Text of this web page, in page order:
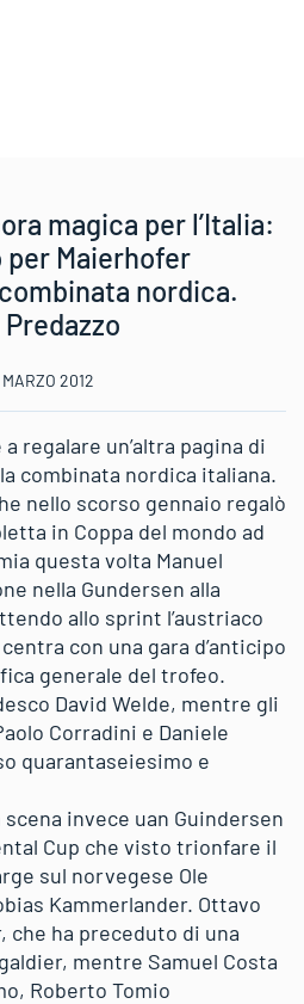
magica per l’Italia:
Maierhofer
nordica.
Predazzo
2012
a regalare un’altra pagina di
combinata nordica italiana.
nello scorso gennaio regalò
in Coppa del mondo ad
questa volta Manuel
nella Gundersen alla
allo sprint l’austriaco
con una gara d’anticipo
generale del trofeo.
David Welde, mentre gli
Corradini e Daniele
quarantaseiesimo e
invece uan Guindersen
Cup che visto trionfare il
sul norvegese Ole
Kammerlander. Ottavo
che ha preceduto di una
mentre Samuel Costa
Roberto Tomio